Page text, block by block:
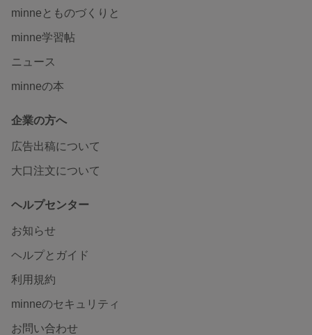
minneとものづくりと
minne学習帖
ニュース
minneの本
企業の方へ
広告出稿について
大口注文について
ヘルプセンター
お知らせ
ヘルプとガイド
利用規約
minneのセキュリティ
お問い合わせ